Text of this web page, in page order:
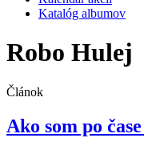
Katalóg albumov
Robo Hulej
Článok
Ako som po